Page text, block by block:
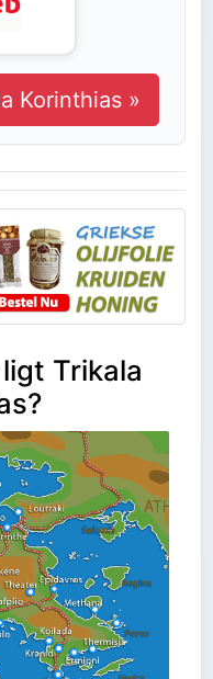
Korinthias »
Trikala